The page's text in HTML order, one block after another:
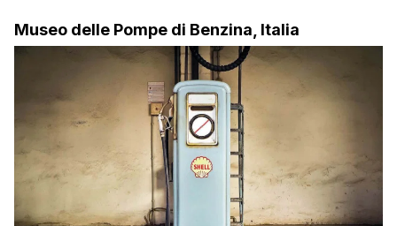
Museo delle Pompe di Benzina, Italia